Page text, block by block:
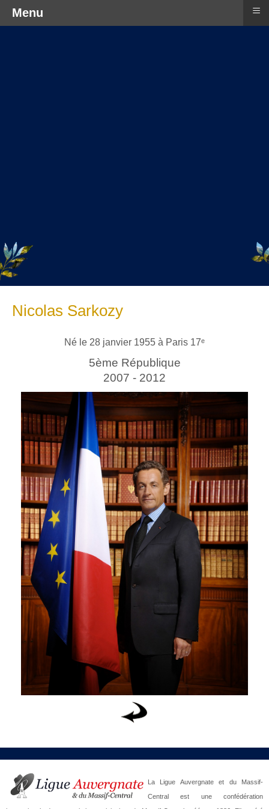
Nicolas Sarkozy
Né le 28 janvier 1955 à Paris 17ᵉ
5ème République
2007 - 2012
La Ligue Auvergnate et du Massif-
Central est une confédération
Menu ≡